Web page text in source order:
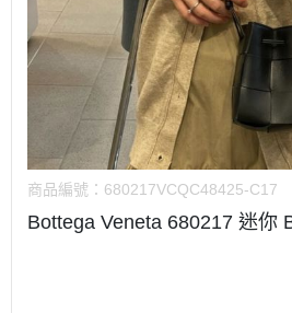
商品編號： 680217VCQC48425-C17
Bottega Veneta 680217 迷你